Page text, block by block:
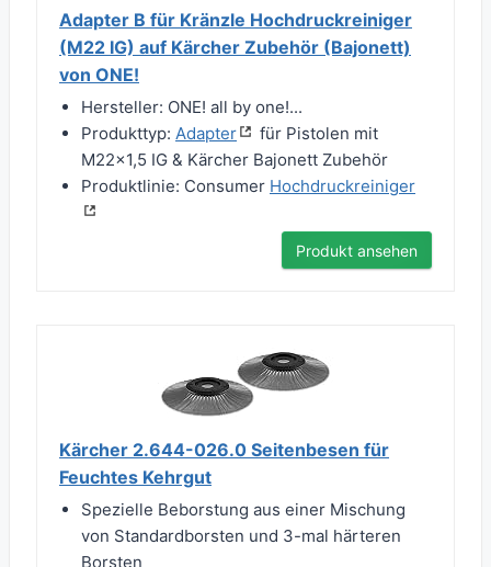
Adapter B für Kränzle Hochdruckreiniger
(M22 IG) auf Kärcher Zubehör (Bajonett)
von ONE!
Hersteller: ONE! all by one!...
Produkttyp: Adapter
für Pistolen mit
M22x1,5 IG & Kärcher Bajonett Zubehör
Produktlinie: Consumer Hochdruckreiniger
Produkt ansehen
Kärcher 2.644-026.0 Seitenbesen für
Feuchtes Kehrgut
Spezielle Beborstung aus einer Mischung
von Standardborsten und 3-mal härteren
Borsten